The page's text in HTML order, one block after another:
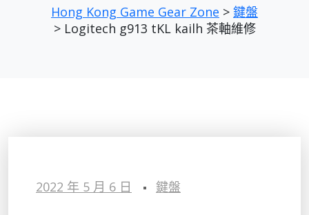
Hong Kong Game Gear Zone > 鍵盤
> Logitech g913 tKL kailh 茶軸維修
2022 年 5 月 6 日 鍵盤